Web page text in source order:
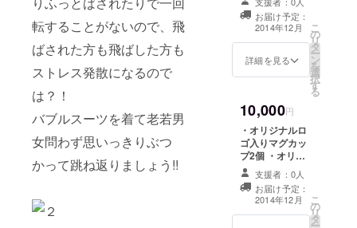
転することがないので、飛
ばされた方も飛ばした方も
ストレス発散になるので
は？！
バブルスーツを着て老若男
女問わず思いっきりぶつ
かって跳ね返りましょう!!
ト可） ・オリジ
ナルボールペン4
セージをお送り
します ・バブル
データを5枚お送
Facebookペー
ジにて「協力
者」として名前
掲載（記事2回）
お届け予定：
2014年12月
詳細を見る
こ
の
リ
タ
ー
ン
を
選
択
す
る
10,000円
・オリジナルロ
ゴ入りマグカッ
プ2個 ・オリジ
ナルボールペン4
本 ・お礼のメッ
セージをお送り
します ・バブル
サッカー写真
支援者：0人
お届け予定：
2014年12月
こ
の
リ
タ